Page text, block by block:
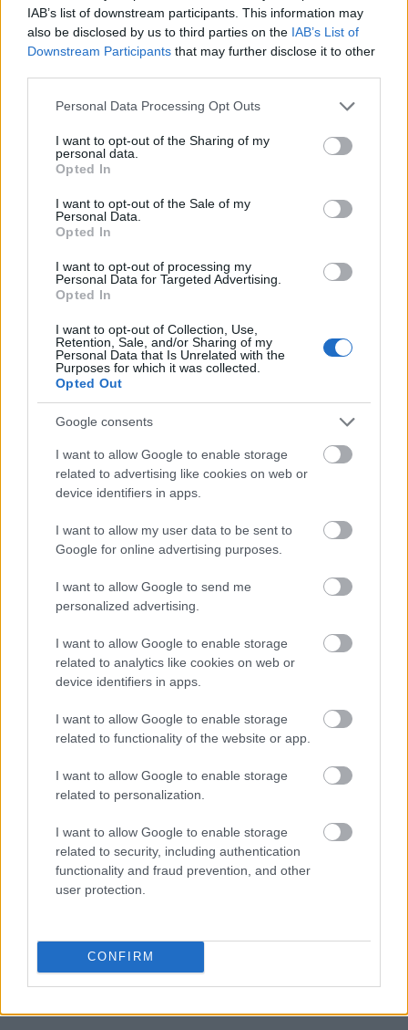
IAB’s list of downstream participants. This information may
also be disclosed by us to third parties on the IAB’s List of
Downstream Participants that may further disclose it to other
Please note that this website/app uses one or more Google
not limited to your visit or usage behaviour. You may click to
grant or deny consent to Google and its third-party tags to
use your data for below specified purposes in below Google
consent section.
Personal Data Processing Opt Outs
I want to opt-out of the Sharing of my
personal data.
Opted In
I want to opt-out of the Sale of my
Personal Data.
Opted In
I want to opt-out of processing my
Personal Data for Targeted Advertising.
Opted In
I want to opt-out of Collection, Use,
Retention, Sale, and/or Sharing of my
Personal Data that Is Unrelated with the
Purposes for which it was collected.
Opted Out
Google consents
I want to allow Google to enable storage
related to advertising like cookies on web or
device identifiers in apps.
I want to allow my user data to be sent to
Google for online advertising purposes.
I want to allow Google to send me
personalized advertising.
I want to allow Google to enable storage
related to analytics like cookies on web or
device identifiers in apps.
I want to allow Google to enable storage
related to functionality of the website or app.
I want to allow Google to enable storage
related to personalization.
I want to allow Google to enable storage
related to security, including authentication
functionality and fraud prevention, and other
user protection.
CONFIRM
Διαβάζονται αυτή τη στιγμή
Η χαμηλή… απόδοση Μητσοτάκη στις
πυρόπληκτα ζωάκια - Το μισογεμάτο ποτήρι
του ΣΥΡΙΖΑ
οδικά έργα και τα εκτιμώμενα
χρονοδιαγράμματα
Δυτ. Αττική: Το χρονοδιάγραμμα
αποκατάστασης μετά τη φωτιά - Στόχος η
έναρξη των έργων πριν τις 15/9
TAGS: Τεχνική Ολυμπιακή
Τράπεζα Πειραιώς
BEST OFINTERNET